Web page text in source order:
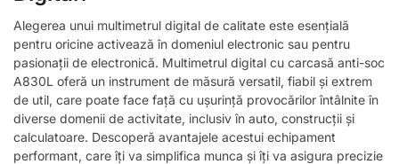
Alegerea unui multimetrul digital de calitate este esențială
pentru oricine activează în domeniul electronic sau pentru
pasionații de electronică. Multimetrul digital cu carcasă anti-soc
A830L oferă un instrument de măsură versatil, fiabil și extrem
de util, care poate face față cu ușurință provocărilor întâlnite în
diverse domenii de activitate, inclusiv în auto, construcții și
calculatoare. Descoperă avantajele acestui echipament
performant, care îți va simplifica munca și îți va asigura precizie